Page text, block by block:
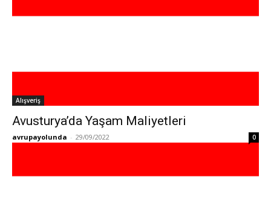
Alışveriş
Avusturya’da Yaşam Maliyetleri
avrupayolunda - 29/09/2022 0